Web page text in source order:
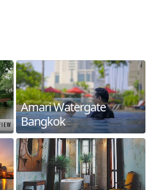
Amari Watergate
Bangkok